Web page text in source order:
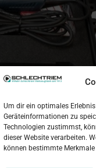
Um dir ein optimales
Geräteinformationen zu
Technologien zustimmst,
dieser Website verarbeiten.
können bestimmte